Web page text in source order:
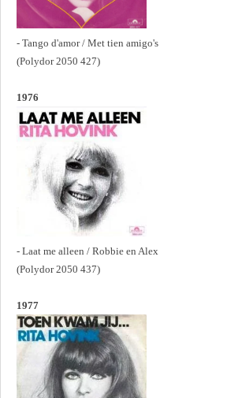
- Tango d'amor / Met tien amigo's
(Polydor 2050 427)
1976
- Laat me alleen / Robbie en Alex
(Polydor 2050 437)
1977